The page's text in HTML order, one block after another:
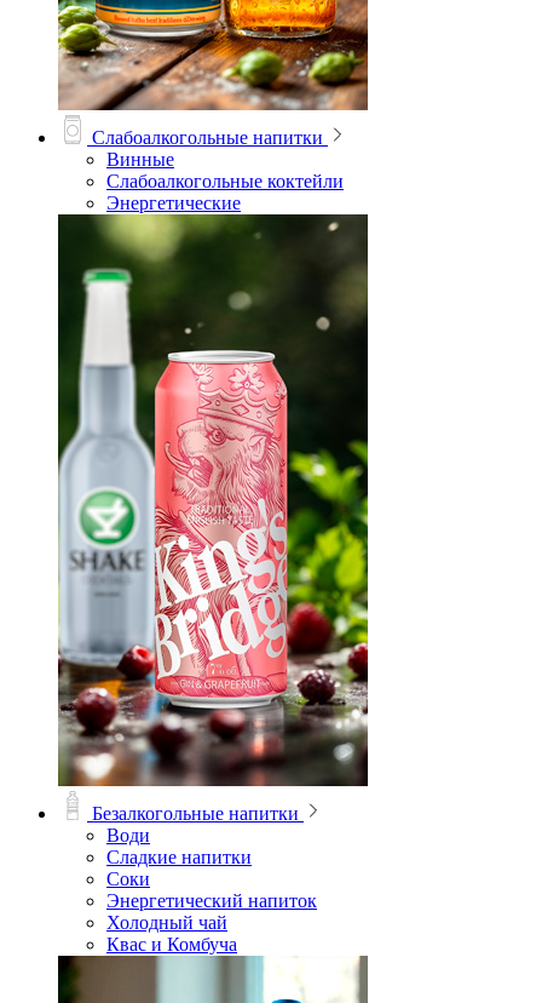
Слабоалкогольные напитки
Винные
Слабоалкогольные коктейли
Энергетические
Безалкогольные напитки
Води
Сладкие напитки
Соки
Энергетический напиток
Холодный чай
Квас и Комбуча